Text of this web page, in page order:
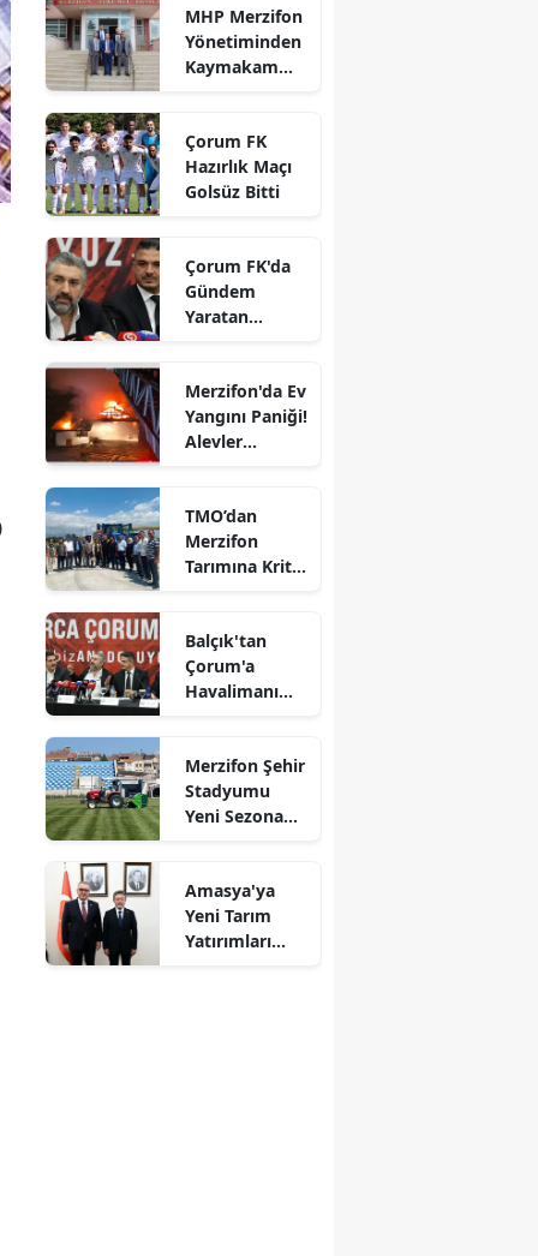
Çankırı
Çorum
Diyarbakır
Elazığ
Erzincan
Eskişehir
Gaziantep
Giresun
Gümüşhane
Hatay
Isparta
İstanbul
Kars
Kastamonu
Kaybetti
MHP Merzifon
Yönetiminden
Kaymakam
Ziyaret
Çorum FK
Hazırlık Maçı
Golsüz Bitti
Çorum FK'da
Gündem
Yaratan
Merzifon'da Ev
Yangını Paniği!
Alevler
Alındı
TMO’dan
Merzifon
Tarımına Kritik
Balçık'tan
Çorum'a
Havalimanı
Başladık"
Merzifon Şehir
Stadyumu
Yeni Sezona
Amasya'ya
Yeni Tarım
Yatırımları